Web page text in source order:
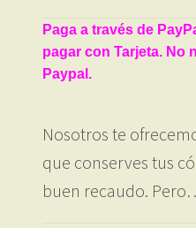
Paga a través de
pagar con Tarjeta. No
Paypal.
Nosotros te
que conserves tus
buen recaudo.